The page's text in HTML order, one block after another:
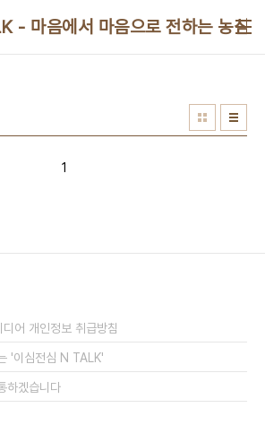
- 마음에서 마음으로 전하는 농심
1
어 개인정보 취급방침
'이심전심 N TALK'
하겠습니다